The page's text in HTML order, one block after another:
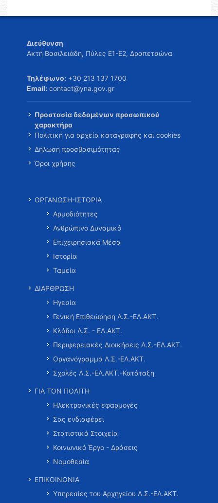
Διεύθυνση
Ακτή Βασιλειάδη, Πύλες Ε1-Ε2, Δραπετσώνα
Τηλέφωνο: +30 213 137 1700
Email: contact@yna.gov.gr
Προστασία δεδομένων προσωπικού
χαρακτήρα
Πολιτική για αρχεία καταγραφής και cookies
Δήλωση προσβασιμότητας
Όροι χρήσης
ΟΡΓΑΝΩΣΗ-ΙΣΤΟΡΙΑ
Αρμοδιότητες
Ανθρώπινο Δυναμικό
Επιχειρησιακά Μέσα
Ιστορία
Ταμεία
ΔΙΑΡΘΡΩΣΗ
Ηγεσία
Γενική Επιθεώρηση Λ.Σ.-ΕΛ.ΑΚΤ.
Κλάδοι Λ.Σ. - ΕΛ.ΑΚΤ.
Περιφερειακές Διοικήσεις Λ.Σ.-ΕΛ.ΑΚΤ.
Οργανόγραμμα Λ.Σ.-ΕΛ.ΑΚΤ.
Σχολές Λ.Σ.-ΕΛ.ΑΚΤ.-Κατάταξη
ΓΙΑ ΤΟΝ ΠΟΛΙΤΗ
Ηλεκτρονικές εφαρμογές
Σας ενδιαφέρει
Στατιστικά Στοιχεία
Κοινωνικό Έργο - Δράσεις
Νομοθεσία
ΕΠΙΚΟΙΝΩΝΙΑ
Υπηρεσίες του Αρχηγείου Λ.Σ.-ΕΛ.ΑΚΤ.